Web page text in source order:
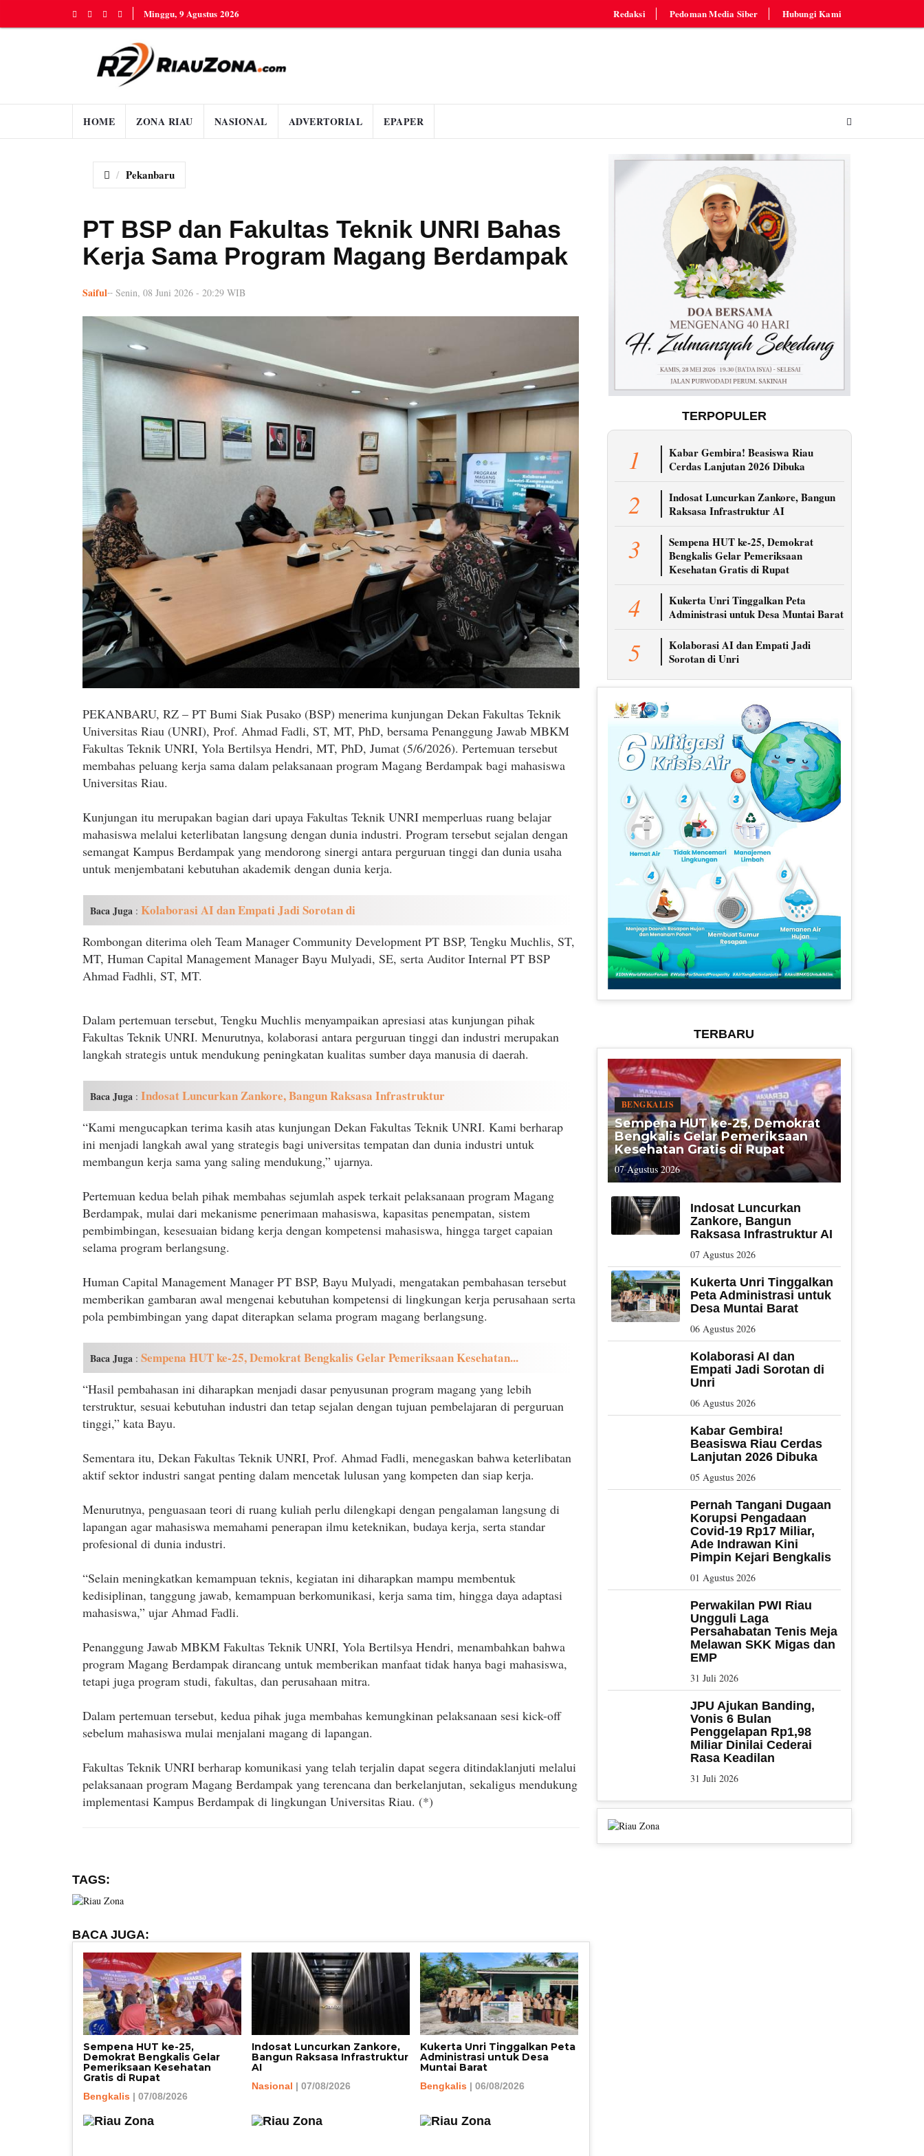
Minggu, 9 Agustus 2026 Redaksi Pedoman Media Siber Hubungi Kami
HOME ZONA RIAU NASIONAL ADVERTORIAL EPAPER
Pekanbaru
PT BSP dan Fakultas Teknik UNRI Bahas
Kerja Sama Program Magang Berdampak
Saiful Senin, 08 Juni 2026 - 20:29 WIB
PEKANBARU, RZ – PT Bumi Siak Pusako (BSP) menerima kunjungan Dekan Fakultas Teknik
Universitas Riau (UNRI), Prof. Ahmad Fadli, ST, MT, PhD, bersama Penanggung Jawab MBKM
Fakultas Teknik UNRI, Yola Bertilsya Hendri, MT, PhD, Jumat (5/6/2026). Pertemuan tersebut
membahas peluang kerja sama dalam pelaksanaan program Magang Berdampak bagi mahasiswa
Universitas Riau.
Kunjungan itu merupakan bagian dari upaya Fakultas Teknik UNRI memperluas ruang belajar
mahasiswa melalui keterlibatan langsung dengan dunia industri. Program tersebut sejalan dengan
semangat Kampus Berdampak yang mendorong sinergi antara perguruan tinggi dan dunia usaha
untuk menjembatani kebutuhan akademik dengan dunia kerja.
Baca Juga : Kolaborasi AI dan Empati Jadi Sorotan di
Rombongan diterima oleh Team Manager Community Development PT BSP, Tengku Muchlis, ST,
MT, Human Capital Management Manager Bayu Mulyadi, SE, serta Auditor Internal PT BSP
Ahmad Fadhli, ST, MT.
Dalam pertemuan tersebut, Tengku Muchlis menyampaikan apresiasi atas kunjungan pihak
Fakultas Teknik UNRI. Menurutnya, kolaborasi antara perguruan tinggi dan industri merupakan
langkah strategis untuk mendukung peningkatan kualitas sumber daya manusia di daerah.
Baca Juga : Indosat Luncurkan Zankore, Bangun Raksasa Infrastruktur
“Kami mengucapkan terima kasih atas kunjungan Dekan Fakultas Teknik UNRI. Kami berharap
ini menjadi langkah awal yang strategis bagi universitas tempatan dan dunia industri untuk
membangun kerja sama yang saling mendukung,” ujarnya.
Pertemuan kedua belah pihak membahas sejumlah aspek terkait pelaksanaan program Magang
Berdampak, mulai dari mekanisme penerimaan mahasiswa, kapasitas penempatan, sistem
pembimbingan, kesesuaian bidang kerja dengan kompetensi mahasiswa, hingga target capaian
selama program berlangsung.
Human Capital Management Manager PT BSP, Bayu Mulyadi, mengatakan pembahasan tersebut
memberikan gambaran awal mengenai kebutuhan kompetensi di lingkungan kerja perusahaan serta
pola pembimbingan yang dapat diterapkan selama program magang berlangsung.
Baca Juga : Sempena HUT ke-25, Demokrat Bengkalis Gelar Pemeriksaan Kesehatan...
“Hasil pembahasan ini diharapkan menjadi dasar penyusunan program magang yang lebih
terstruktur, sesuai kebutuhan industri dan tetap sejalan dengan tujuan pembelajaran di perguruan
tinggi,” kata Bayu.
Sementara itu, Dekan Fakultas Teknik UNRI, Prof. Ahmad Fadli, menegaskan bahwa keterlibatan
aktif sektor industri sangat penting dalam mencetak lulusan yang kompeten dan siap kerja.
Menurutnya, penguasaan teori di ruang kuliah perlu dilengkapi dengan pengalaman langsung di
lapangan agar mahasiswa memahami penerapan ilmu keteknikan, budaya kerja, serta standar
profesional di dunia industri.
“Selain meningkatkan kemampuan teknis, kegiatan ini diharapkan mampu membentuk
kedisiplinan, tanggung jawab, kemampuan berkomunikasi, kerja sama tim, hingga daya adaptasi
mahasiswa,” ujar Ahmad Fadli.
Penanggung Jawab MBKM Fakultas Teknik UNRI, Yola Bertilsya Hendri, menambahkan bahwa
program Magang Berdampak dirancang untuk memberikan manfaat tidak hanya bagi mahasiswa,
tetapi juga program studi, fakultas, dan perusahaan mitra.
Dalam pertemuan tersebut, kedua pihak juga membahas kemungkinan pelaksanaan sesi kick-off
sebelum mahasiswa mulai menjalani magang di lapangan.
Fakultas Teknik UNRI berharap komunikasi yang telah terjalin dapat segera ditindaklanjuti melalui
pelaksanaan program Magang Berdampak yang terencana dan berkelanjutan, sekaligus mendukung
implementasi Kampus Berdampak di lingkungan Universitas Riau. (*)
TAGS:
BACA JUGA:
Sempena HUT ke-25,
Demokrat Bengkalis Gelar
Pemeriksaan Kesehatan
Gratis di Rupat
Bengkalis | 07/08/2026
Indosat Luncurkan Zankore,
Bangun Raksasa Infrastruktur
AI
Nasional | 07/08/2026
Kukerta Unri Tinggalkan Peta
Administrasi untuk Desa
Muntai Barat
Bengkalis | 06/08/2026
TERPOPULER
1
Kabar Gembira! Beasiswa Riau
Cerdas Lanjutan 2026 Dibuka
2
Indosat Luncurkan Zankore, Bangun
Raksasa Infrastruktur AI
3
Sempena HUT ke-25, Demokrat
Bengkalis Gelar Pemeriksaan
Kesehatan Gratis di Rupat
4
Kukerta Unri Tinggalkan Peta
Administrasi untuk Desa Muntai Barat
5
Kolaborasi AI dan Empati Jadi
Sorotan di Unri
TERBARU
BENGKALIS
Sempena HUT ke-25, Demokrat
Bengkalis Gelar Pemeriksaan
Kesehatan Gratis di Rupat
07 Agustus 2026
Indosat Luncurkan
Zankore, Bangun
Raksasa Infrastruktur AI
07 Agustus 2026
Kukerta Unri Tinggalkan
Peta Administrasi untuk
Desa Muntai Barat
06 Agustus 2026
Kolaborasi AI dan
Empati Jadi Sorotan di
Unri
06 Agustus 2026
Kabar Gembira!
Beasiswa Riau Cerdas
Lanjutan 2026 Dibuka
05 Agustus 2026
Pernah Tangani Dugaan
Korupsi Pengadaan
Covid-19 Rp17 Miliar,
Ade Indrawan Kini
Pimpin Kejari Bengkalis
01 Agustus 2026
Perwakilan PWI Riau
Ungguli Laga
Persahabatan Tenis Meja
Melawan SKK Migas dan
EMP
31 Juli 2026
JPU Ajukan Banding,
Vonis 6 Bulan
Penggelapan Rp1,98
Miliar Dinilai Cederai
Rasa Keadilan
31 Juli 2026